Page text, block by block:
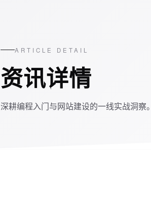
ARTICLE DETAIL
资讯详情
深耕编程入门与网站建设的一线实战洞察。